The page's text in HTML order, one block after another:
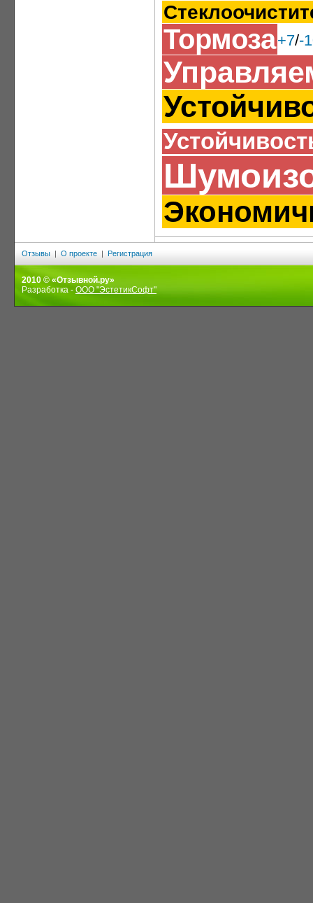
Тормоза+7/-
Отзывы | О проекте | Регистрация
2010 © «Отзывной.ру»
Разработка - ООО "ЭстетикСофт"